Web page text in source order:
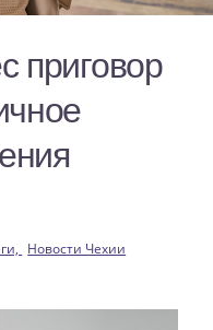
приговор
Новости Чехии